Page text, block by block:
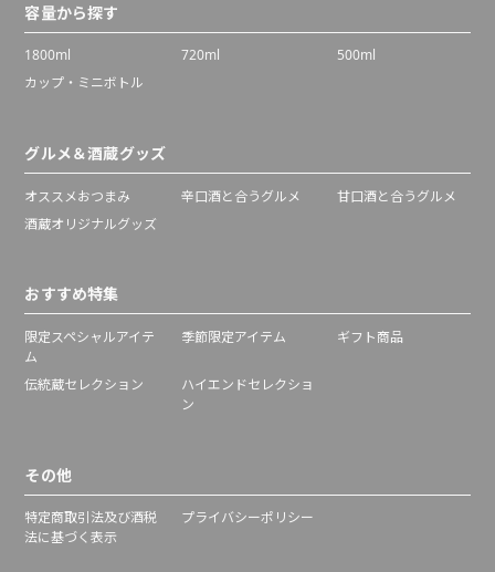
容量から探す
1800ml 720ml
500ml
カップ・ミニボトル
グルメ＆酒蔵グッズ
オススメおつまみ 辛口酒と合うグルメ
甘口酒と合うグルメ
酒蔵オリジナルグッズ
おすすめ特集
限定スペシャルアイテ
ム
季節限定アイテム ギフト商品
伝統蔵セレクション
ハイエンドセレクショ
ン
その他
特定商取引法及び酒税
法に基づく表示
プライバシーポリシー